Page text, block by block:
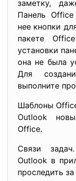
заметку,
Панель
нее кнопки
пакете
установки
она не была
Для
выполните
Шаблоны
Outlook
Office.
Связи
Outlook в
проследить